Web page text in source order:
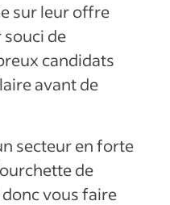
sur leur offre
souci de
candidats
avant de
secteur en forte
de
vous faire